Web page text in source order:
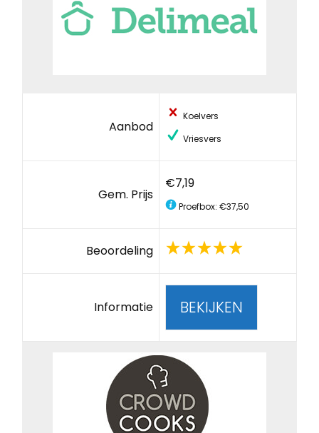
Aanbod
Koelvers
Vriesvers
Gem. Prijs
€7,19
Proefbox: €37,50
Beoordeling
Informatie BEKIJKEN